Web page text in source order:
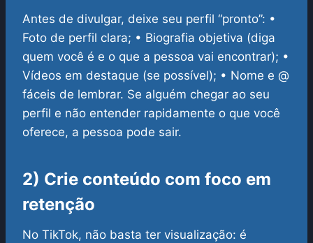
Antes de divulgar, deixe seu perfil “pronto”: •
Foto de perfil clara; • Biografia objetiva (diga
quem você é e o que a pessoa vai encontrar); •
Vídeos em destaque (se possível); • Nome e @
fáceis de lembrar. Se alguém chegar ao seu
perfil e não entender rapidamente o que você
oferece, a pessoa pode sair.
2) Crie conteúdo com foco em
retenção
No TikTok, não basta ter visualização: é